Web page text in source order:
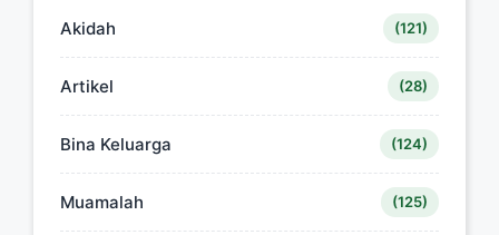
Akidah (121)
Artikel (28)
Bina Keluarga (124)
Muamalah (125)